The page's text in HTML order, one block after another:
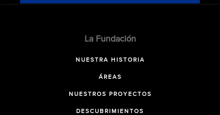
La Fundación
NUESTRA HISTORIA
ÁREAS
NUESTROS PROYECTOS
DESCUBRIMIENTOS